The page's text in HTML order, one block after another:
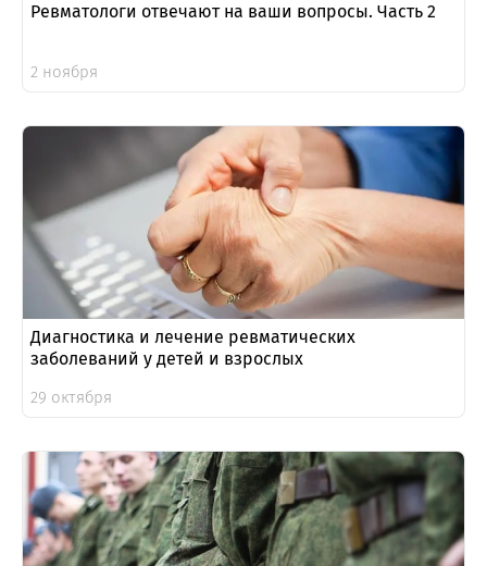
Ревматологи отвечают на ваши вопросы. Часть 2
2 ноября
Диагностика и лечение ревматических
заболеваний у детей и взрослых
29 октября